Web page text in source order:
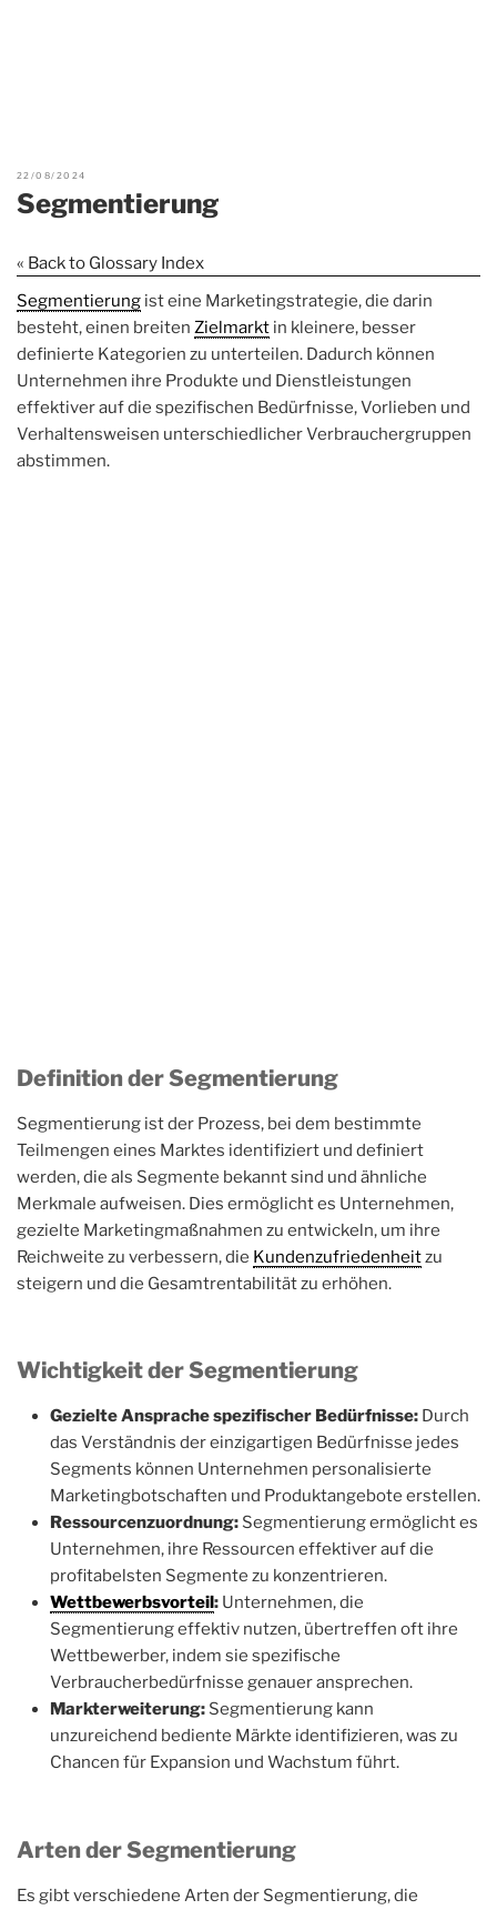
22/08/2024
Segmentierung
« Back to Glossary Index
Segmentierung ist eine Marketingstrategie, die darin
besteht, einen breiten Zielmarkt in kleinere, besser
definierte Kategorien zu unterteilen. Dadurch können
Unternehmen ihre Produkte und Dienstleistungen
effektiver auf die spezifischen Bedürfnisse, Vorlieben und
Verhaltensweisen unterschiedlicher Verbrauchergruppen
abstimmen.
Definition der Segmentierung
Segmentierung ist der Prozess, bei dem bestimmte
Teilmengen eines Marktes identifiziert und definiert
werden, die als Segmente bekannt sind und ähnliche
Merkmale aufweisen. Dies ermöglicht es Unternehmen,
gezielte Marketingmaßnahmen zu entwickeln, um ihre
Reichweite zu verbessern, die Kundenzufriedenheitzu
steigern und die Gesamtrentabilität zu erhöhen.
Wichtigkeit der Segmentierung
Gezielte Ansprache spezifischer Bedürfnisse: Durch
das Verständnis der einzigartigen Bedürfnisse jedes
Segments können Unternehmen personalisierte
Marketingbotschaften und Produktangebote erstellen.
Ressourcenzuordnung: Segmentierung ermöglicht es
Unternehmen, ihre Ressourcen effektiver auf die
profitabelsten Segmente zu konzentrieren.
Wettbewerbsvorteil: Unternehmen, die
Segmentierung effektiv nutzen, übertreffen oft ihre
Wettbewerber, indem sie spezifische
Verbraucherbedürfnisse genauer ansprechen.
Markterweiterung: Segmentierung kann
unzureichend bediente Märkte identifizieren, was zu
Chancen für Expansion und Wachstum führt.
Arten der Segmentierung
Es gibt verschiedene Arten der Segmentierung, die